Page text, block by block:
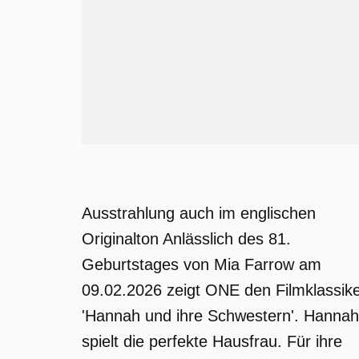
Ausstrahlung auch im englischen
Originalton Anlässlich des 81.
Geburtstages von Mia Farrow am
09.02.2026 zeigt ONE den
'Hannah und ihre Schwestern'. Hannah
spielt die perfekte Hausfrau. Für ihre